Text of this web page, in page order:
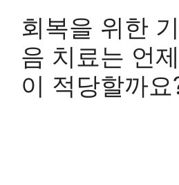
회복을 위한
음 치료는 언
이 적당할까요